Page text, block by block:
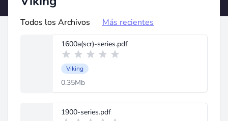
Todos los Archivos Más recientes
1600a(scr)-series.pdf
Viking
0.35Mb
1900-series.pdf